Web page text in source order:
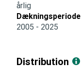
årlig
Dækningsperiode
2005 - 2025
Distribution